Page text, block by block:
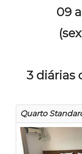
09
3 diárias
Quarto